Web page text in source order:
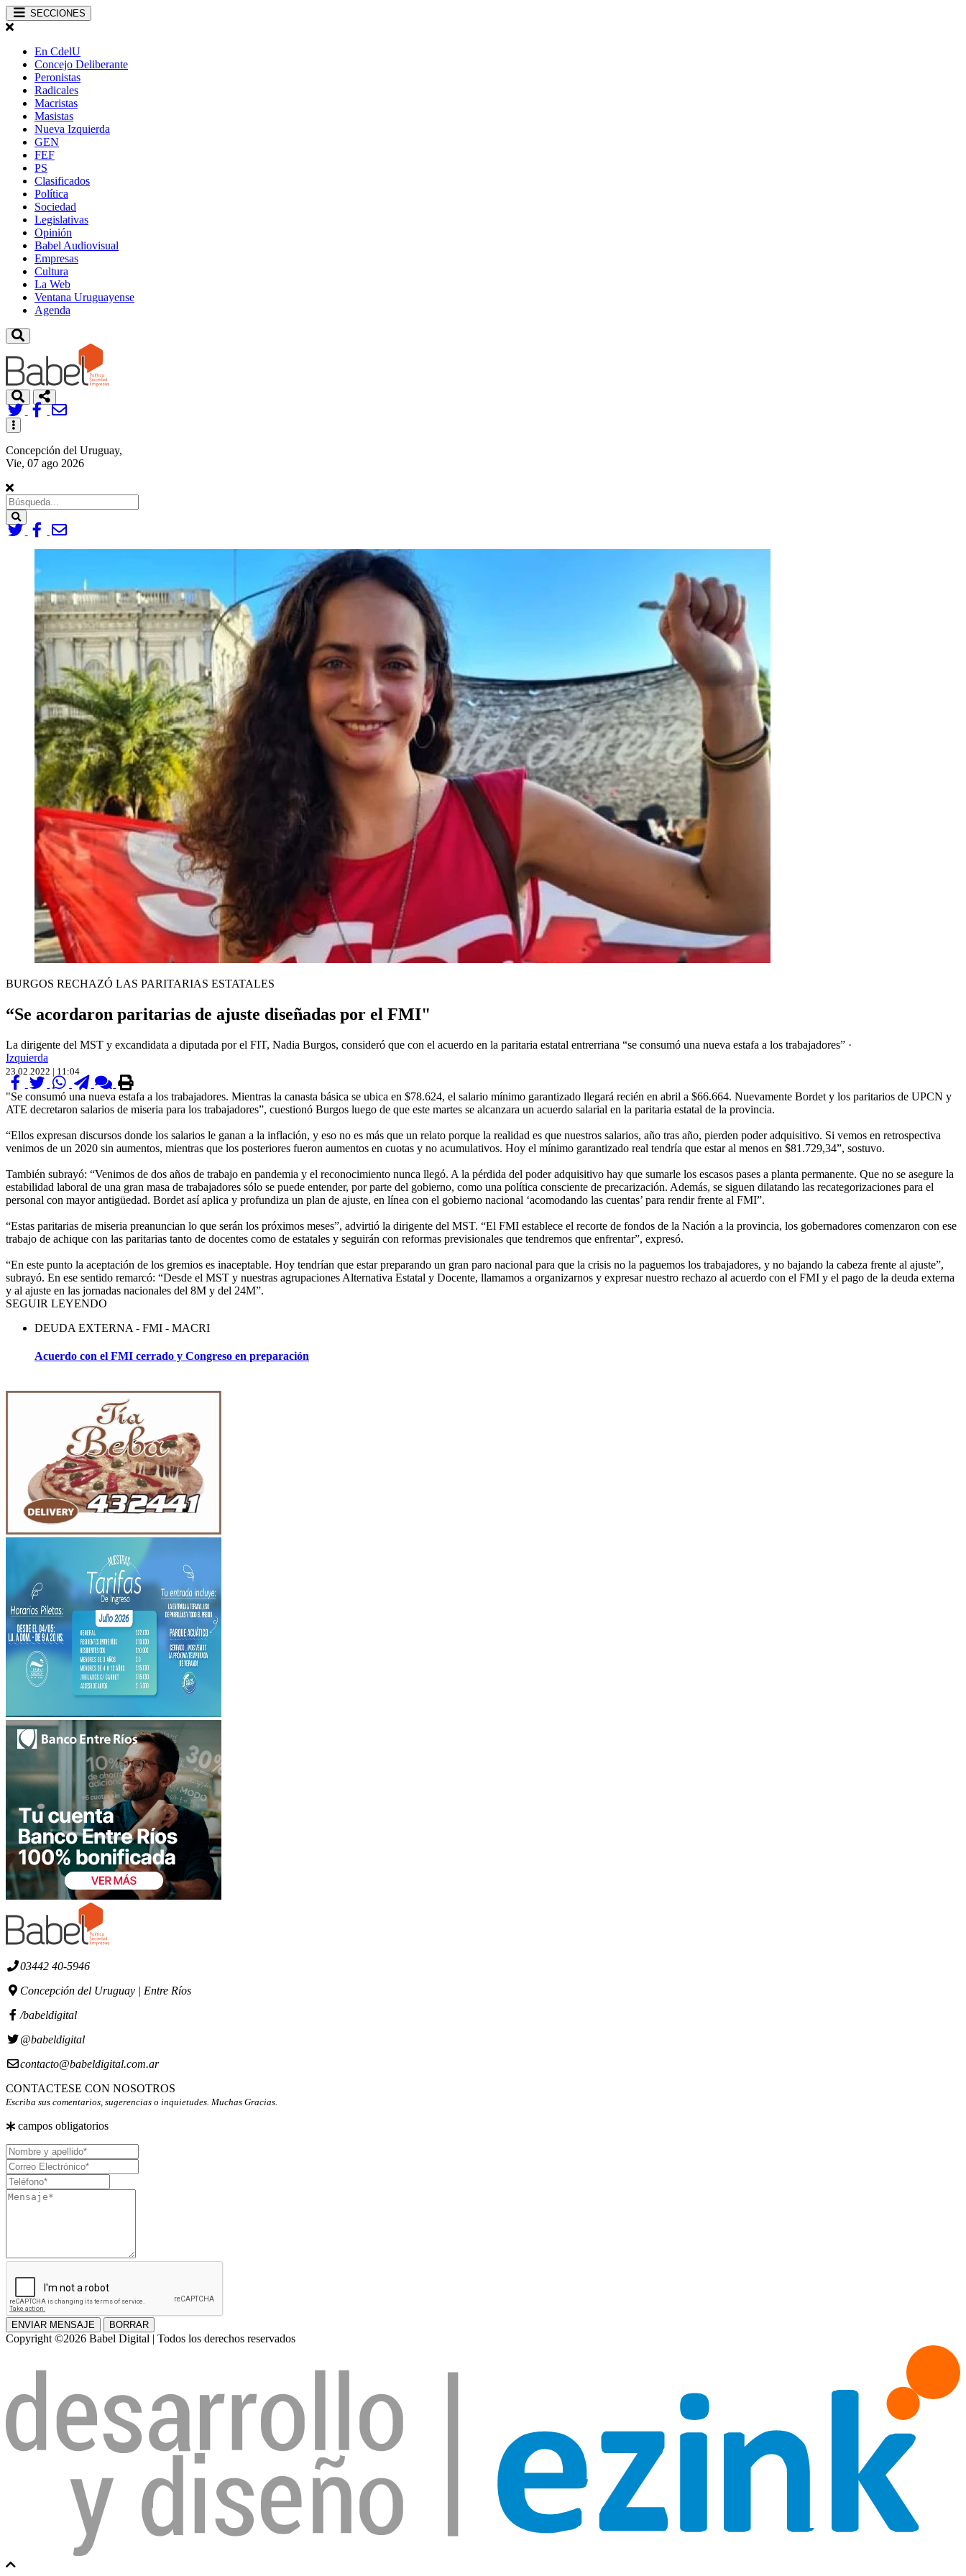
SECCIONES
En CdelU
Concejo Deliberante
Peronistas
Radicales
Macristas
Masistas
Nueva Izquierda
GEN
FEF
PS
Clasificados
Política
Sociedad
Legislativas
Opinión
Babel Audiovisual
Empresas
Cultura
La Web
Ventana Uruguayense
Agenda
Toggle
navigation
Concepción del Uruguay,
Vie, 07 ago 2026
Search
BURGOS RECHAZÓ LAS PARITARIAS ESTATALES
“Se acordaron paritarias de ajuste diseñadas por el FMI"
La dirigente del MST y excandidata a diputada por el FIT, Nadia Burgos, consideró que con el acuerdo en la paritaria estatal entrerriana “se consumó una nueva estafa a los trabajadores” ·
Izquierda
23.02.2022 | 11:04
"Se consumó una nueva estafa a los trabajadores. Mientras la canasta básica se ubica en $78.624, el salario mínimo garantizado llegará recién en abril a $66.664. Nuevamente Bordet y los paritarios de UPCN y
ATE decretaron salarios de miseria para los trabajadores”, cuestionó Burgos luego de que este martes se alcanzara un acuerdo salarial en la paritaria estatal de la provincia.
“Ellos expresan discursos donde los salarios le ganan a la inflación, y eso no es más que un relato porque la realidad es que nuestros salarios, año tras año, pierden poder adquisitivo. Si vemos en retrospectiva
venimos de un 2020 sin aumentos, mientras que los posteriores fueron aumentos en cuotas y no acumulativos. Hoy el mínimo garantizado real tendría que estar al menos en $81.729,34”, sostuvo.
También subrayó: “Venimos de dos años de trabajo en pandemia y el reconocimiento nunca llegó. A la pérdida del poder adquisitivo hay que sumarle los escasos pases a planta permanente. Que no se asegure la
estabilidad laboral de una gran masa de trabajadores sólo se puede entender, por parte del gobierno, como una política consciente de precarización. Además, se siguen dilatando las recategorizaciones para el
personal con mayor antigüedad. Bordet así aplica y profundiza un plan de ajuste, en línea con el gobierno nacional ‘acomodando las cuentas’ para rendir frente al FMI”.
“Estas paritarias de miseria preanuncian lo que serán los próximos meses”, advirtió la dirigente del MST. “El FMI establece el recorte de fondos de la Nación a la provincia, los gobernadores comenzaron con ese
trabajo de achique con las paritarias tanto de docentes como de estatales y seguirán con reformas previsionales que tendremos que enfrentar”, expresó.
“En este punto la aceptación de los gremios es inaceptable. Hoy tendrían que estar preparando un gran paro nacional para que la crisis no la paguemos los trabajadores, y no bajando la cabeza frente al ajuste”,
subrayó. En ese sentido remarcó: “Desde el MST y nuestras agrupaciones Alternativa Estatal y Docente, llamamos a organizarnos y expresar nuestro rechazo al acuerdo con el FMI y el pago de la deuda externa
y al ajuste en las jornadas nacionales del 8M y del 24M”.
SEGUIR LEYENDO
DEUDA EXTERNA - FMI - MACRI
Acuerdo con el FMI cerrado y Congreso en preparación
03442 40-5946
Concepción del Uruguay | Entre Ríos
/babeldigital
@babeldigital
contacto@babeldigital.com.ar
CONTACTESE CON NOSOTROS
Escriba sus comentarios, sugerencias o inquietudes. Muchas Gracias.
campos obligatorios
Nombre
y
apellido
Correo
Electrónico
Teléfono
Mensaje
ENVIAR MENSAJE BORRAR
Copyright ©2026 Babel Digital | Todos los derechos reservados